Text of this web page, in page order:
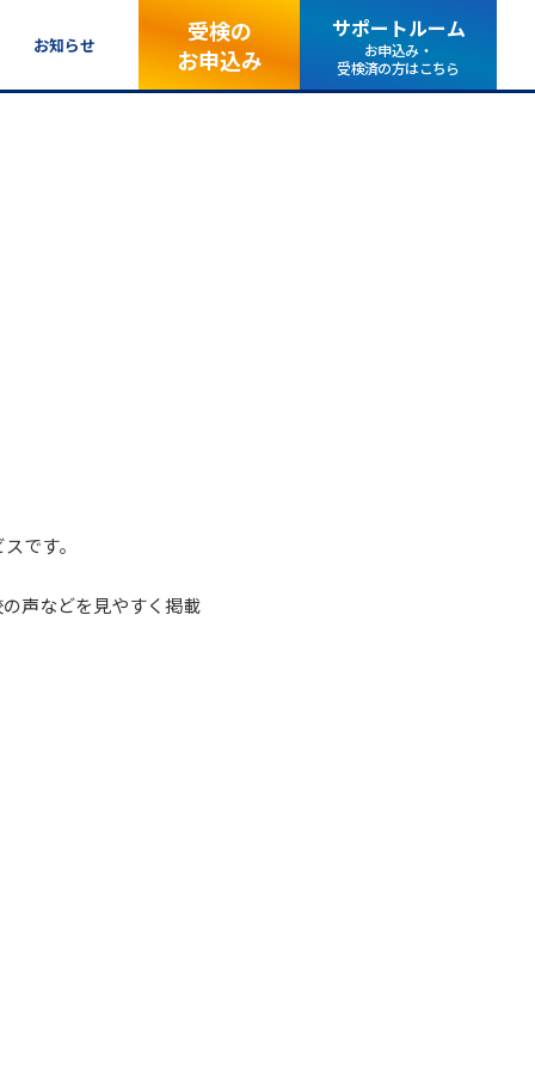
お知らせ
受検の
お申込み
サポートルーム
お申込み・
受検済の方はこちら
です。
声などを見やすく掲載